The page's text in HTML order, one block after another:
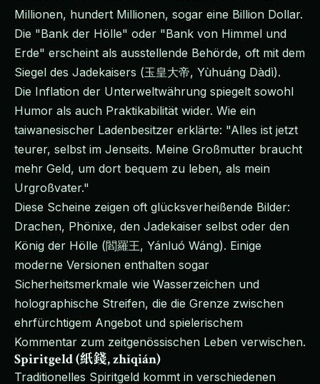
Millionen, hundert Millionen, sogar eine Billion Dollar.
Die "Bank der Hölle" oder "Bank von Himmel und
Erde" erscheint als ausstellende Behörde, oft mit dem
Siegel des Jadekaisers (玉皇大帝, Yùhuáng Dàdì).
Die Inflation der Unterweltwährung spiegelt sowohl
Humor als auch Praktikabilität wider. Wie ein
taiwanesischer Ladenbesitzer erklärte: "Alles ist jetzt
teurer, selbst im Jenseits. Meine Großmutter braucht
mehr Geld, um dort bequem zu leben, als mein
Urgroßvater."
Diese Scheine zeigen oft glücksverheißende Bilder:
Drachen, Phönixe, den Jadekaiser selbst oder den
König der Hölle (閻羅王, Yánluó Wáng). Einige
moderne Versionen enthalten sogar
Sicherheitsmerkmale wie Wasserzeichen und
holographische Streifen, die die Grenze zwischen
ehrfürchtigem Angebot und spielerischem
Kommentar zum zeitgenössischen Leben verwischen.
Spiritgeld (紙錢, zhǐqián)
Traditionelles Spiritgeld kommt in verschiedenen